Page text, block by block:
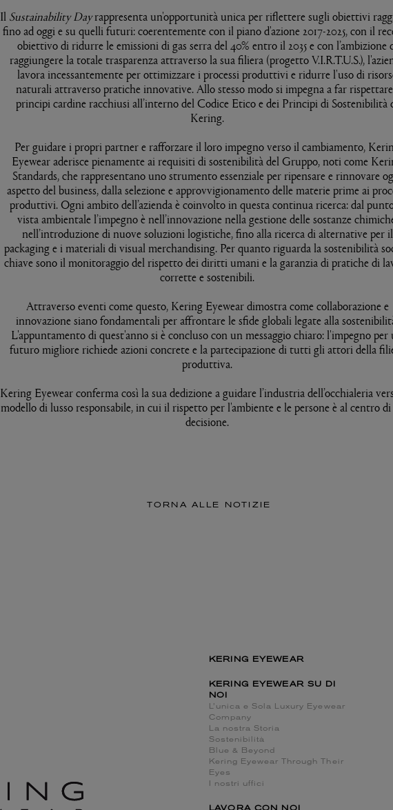
Il Sustainability Dayrappresenta un'opportunità unica per riflettere sugli obiettivi
fino ad oggi e su quelli futuri: coerentemente con il piano d'azione 2017-2025, con il
obiettivo di ridurre le emissioni di gas serra del 40% entro il 2035 e con l’ambizione
raggiungere la totale trasparenza attraverso la sua filiera (progetto V.I.R.T.U.S.),
lavora incessantemente per ottimizzare i processi produttivi e ridurre l'uso di
naturali attraverso pratiche innovative. Allo stesso modo si impegna a far
principi cardine racchiusi all’interno del Codice Etico e dei Principi di Sostenibilità
Kering.
Per guidare i propri partner e rafforzare il loro impegno verso il cambiamento,
Eyewear aderisce pienamente ai requisiti di sostenibilità del Gruppo, noti come
Standards, che rappresentano uno strumento essenziale per ripensare e rinnovare
aspetto del business, dalla selezione e approvvigionamento delle materie prime ai
produttivi. Ogni ambito dell’azienda è coinvolto in questa continua ricerca: dal
vista ambientale l’impegno è nell’innovazione nella gestione delle sostanze
nell’introduzione di nuove soluzioni logistiche, fino alla ricerca di alternative per il
packaging e i materiali di visual merchandising. Per quanto riguarda la sostenibilità
chiave sono il monitoraggio del rispetto dei diritti umani e la garanzia di pratiche di
corrette e sostenibili.
Attraverso eventi come questo, Kering Eyewear dimostra come collaborazione e
innovazione siano fondamentali per affrontare le sfide globali legate alla
L'appuntamento di quest'anno si è concluso con un messaggio chiaro: l'impegno per
futuro migliore richiede azioni concrete e la partecipazione di tutti gli attori della
produttiva.
Kering Eyewear conferma così la sua dedizione a guidare l’industria dell’occhialeria
modello di lusso responsabile, in cui il rispetto per l'ambiente e le persone è al centro
decisione.
TORNA ALLE NOTIZIE
KERING EYEWEAR
KERING EYEWEAR SU DI
NOI
L’unica e Sola Luxury Eyewear
Company
La nostra Storia
Sostenibilità
Blue & Beyond
Kering Eyewear Through Their
Eyes
I nostri uffici